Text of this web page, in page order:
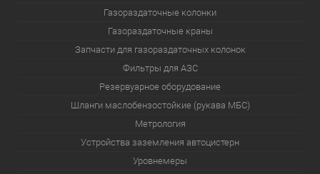
Газораздаточные колонки
Газораздаточные краны
Запчасти для газораздаточных колонок
Фильтры для АЗС
Резервуарное оборудование
Шланги маслобензостойкие (рукава МБС)
Метрология
Устройства заземления автоцистерн
Уровнемеры